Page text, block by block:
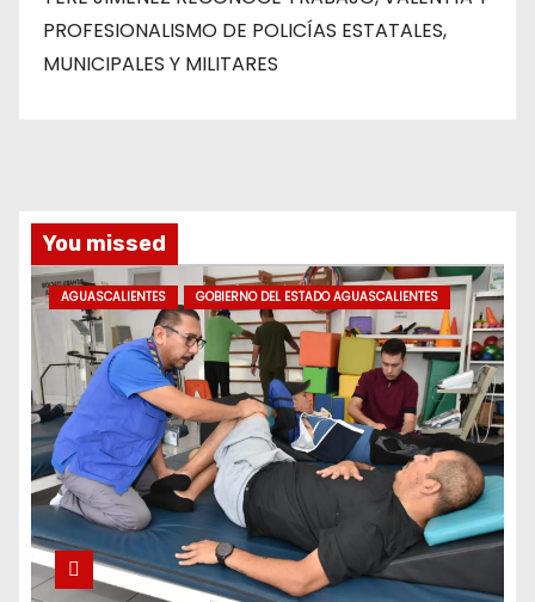
PROFESIONALISMO DE POLICÍAS ESTATALES,
MUNICIPALES Y MILITARES
You missed
AGUASCALIENTES GOBIERNO DEL ESTADO AGUASCALIENTES